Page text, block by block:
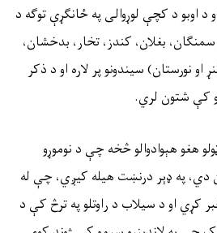
د اوبو د کچې لوړوالی په ځانګړې توګه د
بغلان، کندز، تخار، بدخشان،
او نورستان) سیندونو پر لاره او د ذکر
کې شتون لري.
هغو هېوادوالو څخه چې د نوموړو
دي، په ډېر درنښت هیله کیږي، چې له
کړي او د سیلاب د راوتلو په ترڅ کې د